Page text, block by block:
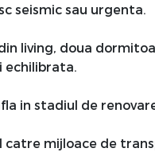
seismic sau urgenta.
living, doua
in stadiul de
catre mijloace de